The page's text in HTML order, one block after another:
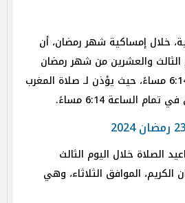
خلال إمساكية شهر رمضان، أن
الثالث والعشرين من شهر رمضان
يكون في تمام الساعة 6:14 مساءً، حيث يؤذن لـ صلاة المغرب
الصلاة خلال اليوم الثالث
الموافق الثلاثاء، وهي